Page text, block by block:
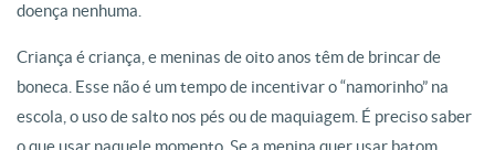
doença nenhuma.
Criança é criança, e meninas de oito anos têm de brincar de
boneca. Esse não é um tempo de incentivar o “namorinho” na
escola, o uso de salto nos pés ou de maquiagem. É preciso saber
o que usar naquele momento. Se a menina quer usar batom,